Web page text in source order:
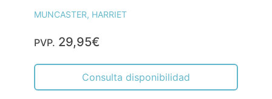
MUNCASTER, HARRIET
PVP. 29,95€
Consulta disponibilidad